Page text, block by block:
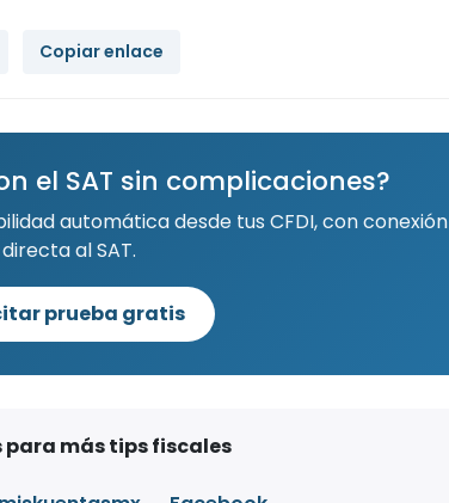
Copiar enlace
el SAT sin complicaciones?
automática desde tus CFDI, con conexión
directa al SAT.
prueba gratis
para más tips fiscales